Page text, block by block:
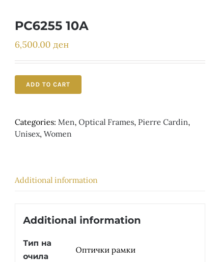
PC6255 10A
6,500.00 ден
ADD TO CART
Categories: Men, Optical Frames, Pierre Cardin,
Unisex, Women
Additional information
Additional information
Тип на
очила
Оптички рамки